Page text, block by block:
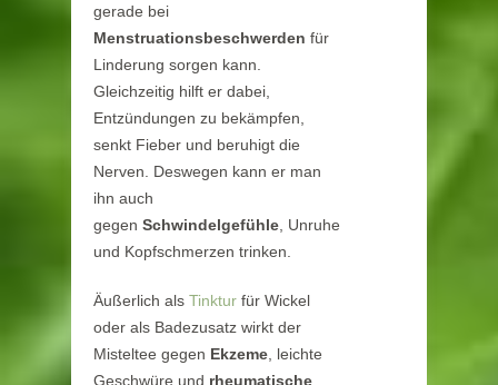
gerade bei
Menstruationsbeschwerden für
Linderung sorgen kann.
Gleichzeitig hilft er dabei,
Entzündungen zu bekämpfen,
senkt Fieber und beruhigt die
Nerven. Deswegen kann er man
ihn auch
gegen Schwindelgefühle , Unruhe
und Kopfschmerzen trinken.
Äußerlich als Tinktur für Wickel
oder als Badezusatz wirkt der
Misteltee gegen Ekzeme , leichte
Geschwüre und rheumatische